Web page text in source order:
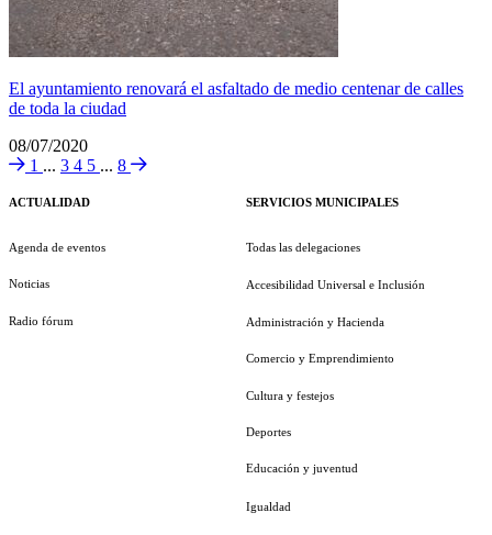
El ayuntamiento renovará el asfaltado de medio centenar de calles
de toda la ciudad
08/07/2020
1 ... 3 4 5 ... 8
ACTUALIDAD
Agenda de eventos
Noticias
Radio fórum
SERVICIOS MUNICIPALES
Todas las delegaciones
Accesibilidad Universal e Inclusión
Administración y Hacienda
Comercio y Emprendimiento
Cultura y festejos
Deportes
Educación y juventud
Igualdad